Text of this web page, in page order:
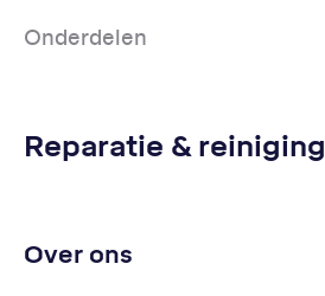
Onderdelen
Reparatie & reiniging
Over ons